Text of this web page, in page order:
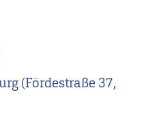
(Fördestraße 37,